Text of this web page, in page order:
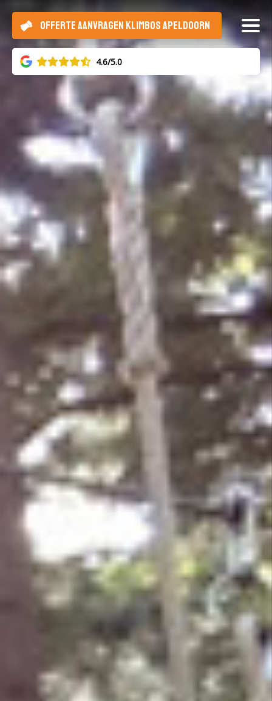
4.6/5.0
OFFERTE AANVRAGEN KLIMBOS APELDOORN